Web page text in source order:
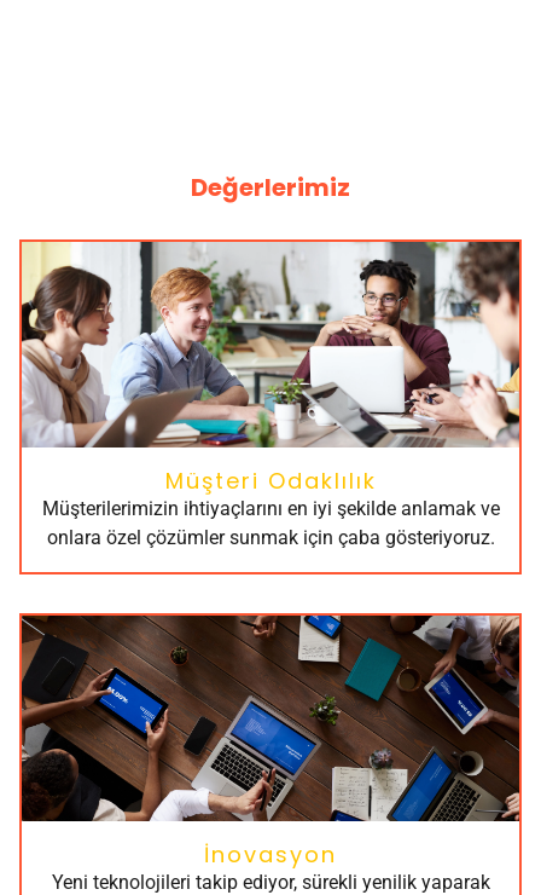
Değerlerimiz
Müşteri Odaklılık
Müşterilerimizin ihtiyaçlarını en iyi şekilde anlamak ve
onlara özel çözümler sunmak için çaba gösteriyoruz.
İnovasyon
Yeni teknolojileri takip ediyor, sürekli yenilik yaparak